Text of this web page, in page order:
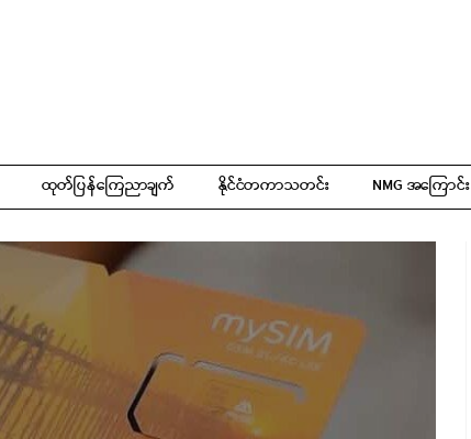
ထုတ်ပြန်ကြေညာချက် နိုင်ငံတကာသတင်း NMG အကြောင်း